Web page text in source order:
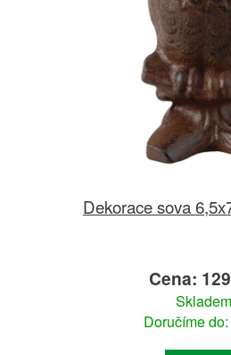
Dekorace sova
Cena:
Skladem
Doručíme